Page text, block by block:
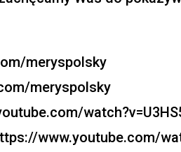
meryspolsky
meryspolsky
www.youtube.com/